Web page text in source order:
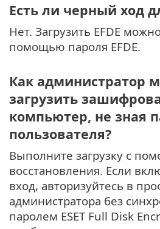
Есть ли черный ход
Нет. Загрузить EFDE
помощью пароля EFDE.
Как администратор
загрузить
компьютер, не зная
пользователя?
Выполните загрузку с
восстановления. Если
вход, авторизуйтесь в
администратора без
паролем ESET Full Disk